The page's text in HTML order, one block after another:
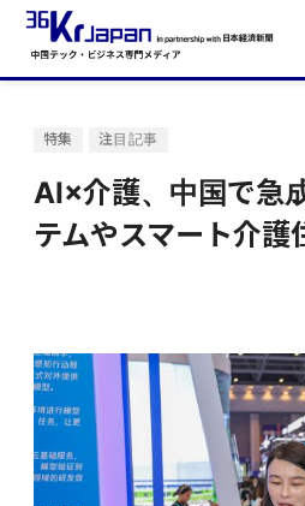
特集 注目記事
AI×介護、中国で急
テムやスマート介護